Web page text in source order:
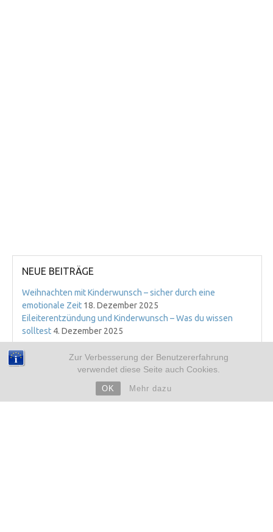
Zur Verbesserung der Benutzererfahrung
verwendet diese Seite auch Cookies.
OK Mehr dazu
NEUE BEITRÄGE
Weihnachten mit Kinderwunsch – sicher durch eine
emotionale Zeit 18. Dezember 2025
Eileiterentzündung und Kinderwunsch – Was du wissen
solltest 4. Dezember 2025
ARCHIV
➜ 2019
➜ 2018
➜ 2017